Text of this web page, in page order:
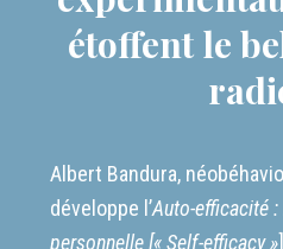
étoffent le
Albert Bandura,
développe l’Auto-efficacité :
personnelle [« Self-efficacy »